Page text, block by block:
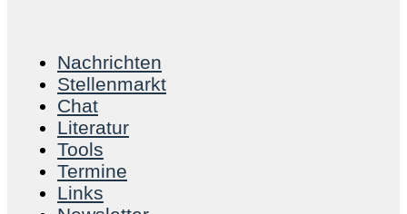
Nachrichten
Stellenmarkt
Chat
Literatur
Tools
Termine
Links